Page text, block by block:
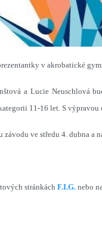
v akrobatické
a Lucie Neuschlová
11-16 let. S
ve středu 4. dubna a
stránkách F.I.G. nebo